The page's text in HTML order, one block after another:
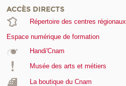
ACCÈS DIRECTS
Répertoire des centres régionaux
Espace numérique de formation
Handi'Cnam
Musée des arts et métiers
La boutique du Cnam